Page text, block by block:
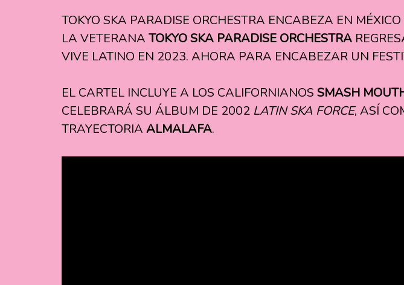
TOKYO SKA PARADISE ORCHESTRA ENCABEZA EN
LA VETERANA TOKYO SKA PARADISE ORCHESTRA
VIVE LATINO EN 2023. AHORA PARA ENCABEZAR UN
EL CARTEL INCLUYE A LOS CALIFORNIANOS SMASH
CELEBRARÁ SU ÁLBUM DE 2002 LATIN SKA FORCE, ASÍ
TRAYECTORIA ALMALAFA.